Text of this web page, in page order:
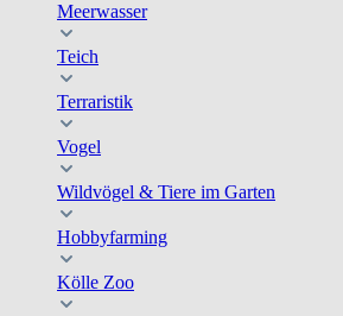
Meerwasser
Teich
Terraristik
Vogel
Wildvögel & Tiere im Garten
Hobbyfarming
Kölle Zoo